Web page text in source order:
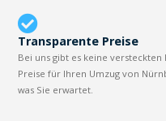
Transparente Preise
Bei uns gibt es keine
Preise für Ihren Umzug von
was Sie erwartet.